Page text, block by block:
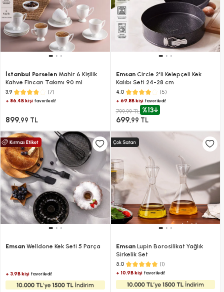
İstanbul Porselen Mahir 6 Kişilik
Kahve Fincan Takımı 90 ml
3.9 (7)
+ 86.4B kişi favoriledi!
899,99 TL
EmsanCircle 2'li Kelepçeli Kek
Kalıbı Seti 24-28 cm
4.0 (5)
+ 69.8B kişifavoriledi!
799,99 TL %13
699,99 TL
Emsan Welldone Kek Seti 5 Parça
+ 3.9B kişi favoriledi!
EmsanLupin Borosilikat Yağlık
Sirkelik Set
5.0 (1)
+ 10.9B kişifavoriledi!